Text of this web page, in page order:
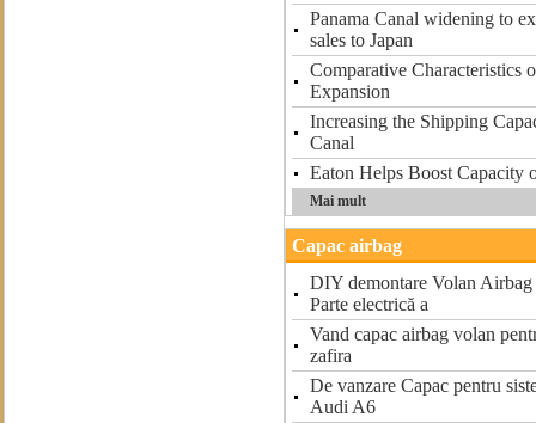
Panama Canal widening to
sales to Japan
Comparative Characteristics
Expansion
Increasing the Shipping
Canal
Eaton Helps Boost Capacity
Mai mult
Capac airbag
DIY demontare Volan
Parte electrică a
Vand capac airbag volan
zafira
De vanzare Capac pentru
Audi A6